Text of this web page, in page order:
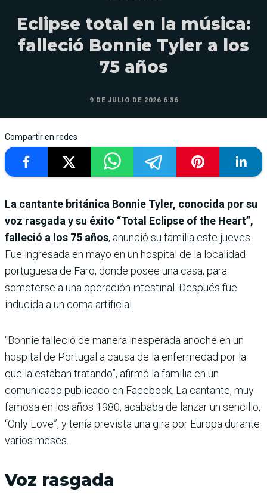
Eclipse total en la música:
falleció Bonnie Tyler a los
75 años
9 DE JULIO DE 2026 6:36
Compartir en redes
La cantante británica Bonnie Tyler, conocida por su
voz rasgada y su éxito “Total Eclipse of the Heart”,
falleció a los 75 años, anunció su familia este jueves.
Fue ingresada en mayo en un hospital de la localidad
portuguesa de Faro, donde posee una casa, para
someterse a una operación intestinal. Después fue
inducida a un coma artificial.
“Bonnie falleció de manera inesperada anoche en un
hospital de Portugal a causa de la enfermedad por la
que la estaban tratando”, afirmó la familia en un
comunicado publicado en Facebook. La cantante, muy
famosa en los años 1980, acababa de lanzar un sencillo,
“Only Love”, y tenía prevista una gira por Europa durante
varios meses.
Voz rasgada